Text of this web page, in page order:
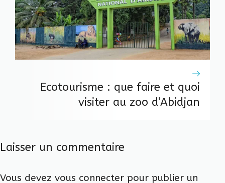
Ecotourisme : que faire et quoi
visiter au zoo d’Abidjan
Laisser un commentaire
Vous devez vous connecter pour publier un